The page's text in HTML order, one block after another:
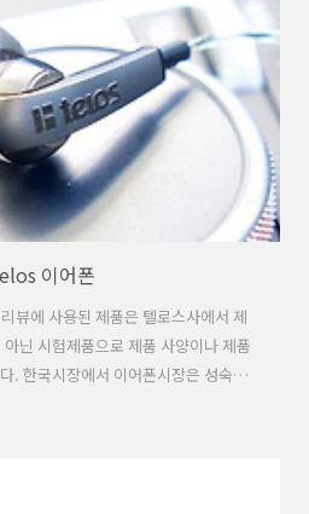
이어폰
뷰에 사용된 제품은 텔로스사에서 제
닌 시험제품으로 제품 사양이나 제품
. 한국시장에서 이어폰시장은 성숙기
나오는 이어폰의 양은 줄어들지 않고